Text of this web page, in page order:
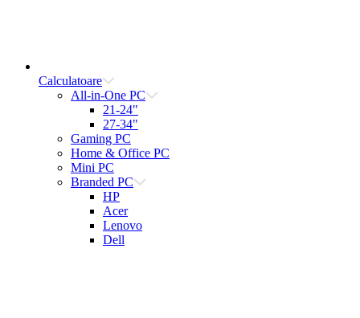
Calculatoare
All-in-One PC
21-24"
27-34"
Gaming PC
Home & Office PC
Mini PC
Branded PC
HP
Acer
Lenovo
Dell